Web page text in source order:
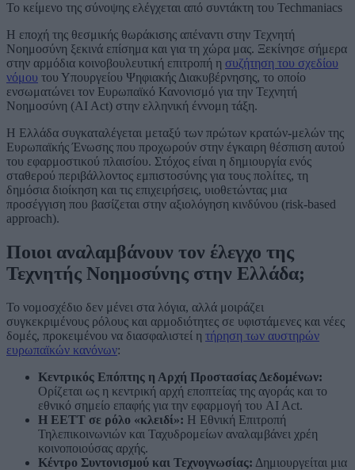
Το κείμενο της σύνοψης ελέγχεται από συντάκτη του Techmaniacs
Η εποχή της θεσμικής θωράκισης απέναντι στην Τεχνητή
Νοημοσύνη ξεκινά επίσημα και για τη χώρα μας. Ξεκίνησε σήμερα
στην αρμόδια κοινοβουλευτική επιτροπή η συζήτηση του σχεδίου
νόμου του Υπουργείου Ψηφιακής Διακυβέρνησης, το οποίο
ενσωματώνει τον Ευρωπαϊκό Κανονισμό για την Τεχνητή
Νοημοσύνη (AI Act) στην ελληνική έννομη τάξη.
Η Ελλάδα συγκαταλέγεται μεταξύ των πρώτων κρατών-μελών της
Ευρωπαϊκής Ένωσης που προχωρούν στην έγκαιρη θέσπιση αυτού
του εφαρμοστικού πλαισίου. Στόχος είναι η δημιουργία ενός
σταθερού περιβάλλοντος εμπιστοσύνης για τους πολίτες, τη
δημόσια διοίκηση και τις επιχειρήσεις, υιοθετώντας μια
προσέγγιση που βασίζεται στην αξιολόγηση κινδύνου (risk-based
approach).
Ποιοι αναλαμβάνουν τον έλεγχο της
Τεχνητής Νοημοσύνης στην Ελλάδα;
Το νομοσχέδιο δεν μένει στα λόγια, αλλά μοιράζει
συγκεκριμένους ρόλους και αρμοδιότητες σε υφιστάμενες και νέες
δομές, προκειμένου να διασφαλιστεί η τήρηση των αυστηρών
ευρωπαϊκών κανόνων:
Κεντρικός Επόπτης η Αρχή Προστασίας Δεδομένων:
Ορίζεται ως η κεντρική αρχή εποπτείας της αγοράς και το
εθνικό σημείο επαφής για την εφαρμογή του AI Act.
Η ΕΕΤΤ σε ρόλο «κλειδί»: Η Εθνική Επιτροπή
Τηλεπικοινωνιών και Ταχυδρομείων αναλαμβάνει χρέη
κοινοποιούσας αρχής.
Κέντρο Συντονισμού και Τεχνογνωσίας: Δημιουργείται μια